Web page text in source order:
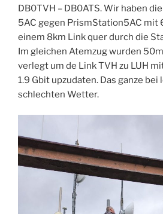
DB0TVH – DB0ATS. Wir haben
5AC gegen PrismStation5AC mit
einem 8km Link quer durch die
Im gleichen Atemzug wurden
verlegt um de Link TVH zu LUH
1.9 Gbit upzudaten. Das ganze bei
schlechten Wetter.